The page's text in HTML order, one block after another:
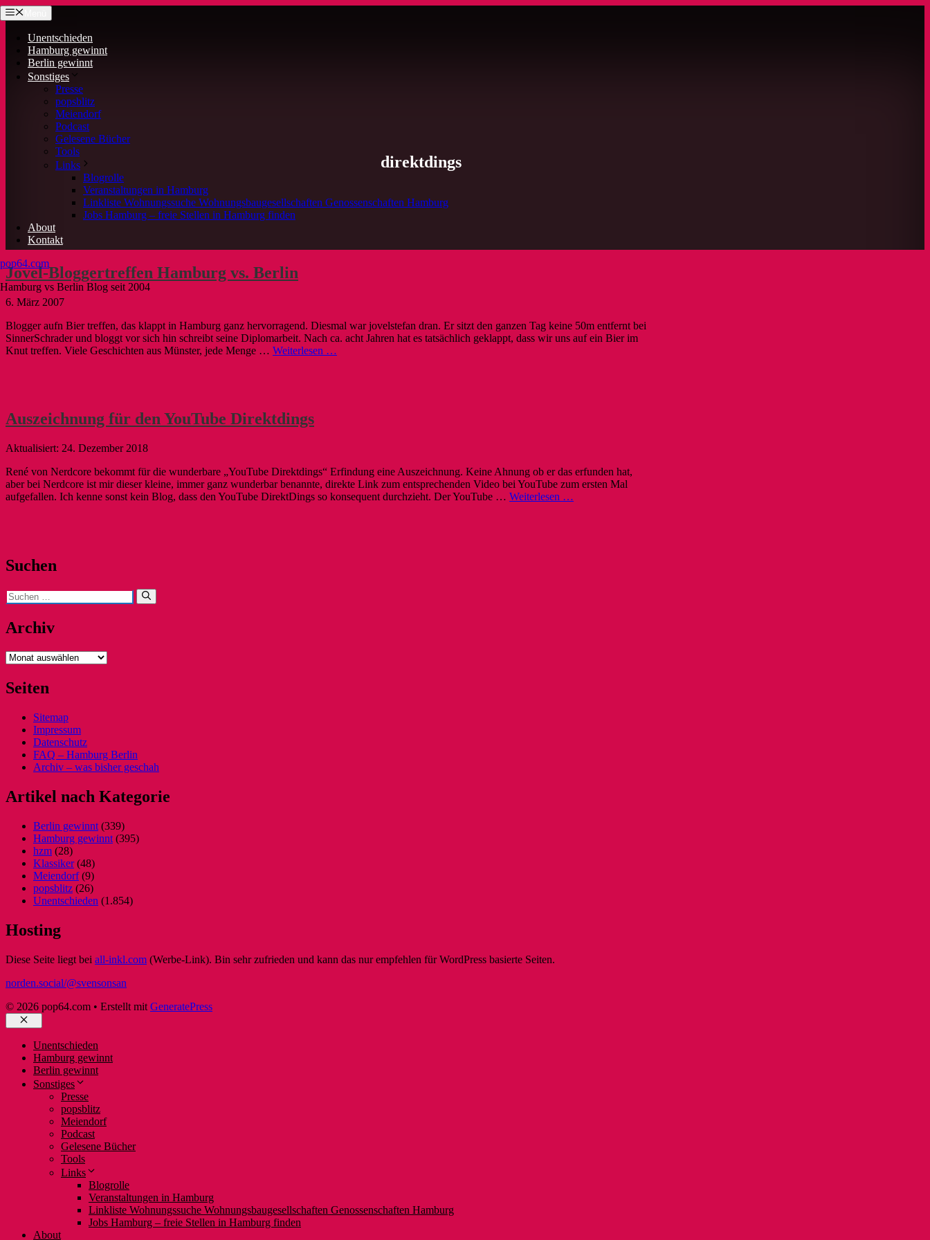
Zum
Inhalt
springenUnentschieden
Hamburg gewinnt
Berlin gewinnt
Sonstiges
Presse
popsblitz
Meiendorf
Podcast
Gelesene Bücher
Tools
Links
Blogrolle
Veranstaltungen in Hamburg
Linkliste Wohnungssuche Wohnungsbaugesellschaften Genossenschaften Hamburg
Jobs Hamburg – freie Stellen in Hamburg finden
About
Kontakt
pop64.com
Hamburg vs Berlin Blog seit 2004
direktdings
Jovel-Bloggertreffen Hamburg vs. Berlin
6. März 2007
Blogger aufn Bier treffen, das klappt in Hamburg ganz hervorragend. Diesmal war jovelstefan dran. Er sitzt den ganzen Tag keine 50m entfernt bei
SinnerSchrader und bloggt vor sich hin schreibt seine Diplomarbeit. Nach ca. acht Jahren hat es tatsächlich geklappt, dass wir uns auf ein Bier im
Knut treffen. Viele Geschichten aus Münster, jede Menge … Weiterlesen …
Auszeichnung für den YouTube Direktdings
24. Dezember 2018
René von Nerdcore bekommt für die wunderbare „YouTube Direktdings“ Erfindung eine Auszeichnung. Keine Ahnung ob er das erfunden hat,
aber bei Nerdcore ist mir dieser kleine, immer ganz wunderbar benannte, direkte Link zum entsprechenden Video bei YouTube zum ersten Mal
aufgefallen. Ich kenne sonst kein Blog, dass den YouTube DirektDings so konsequent durchzieht. Der YouTube … Weiterlesen …
Suchen
Suchen
nach:
Archiv
Archiv
Seiten
Sitemap
Impressum
Datenschutz
FAQ – Hamburg Berlin
Archiv – was bisher geschah
Artikel nach Kategorie
Berlin gewinnt (339)
Hamburg gewinnt (395)
hzm (28)
Klassiker(48)
Meiendorf(9)
popsblitz (26)
Unentschieden (1.854)
Hosting
Diese Seite liegt bei all-inkl.com (Werbe-Link). Bin sehr zufrieden und kann das nur empfehlen für WordPress basierte Seiten.
norden.social/@svensonsan
© 2026 pop64.com • Erstellt mit GeneratePress
Schließen
Unentschieden
Hamburg gewinnt
Berlin gewinnt
Sonstiges
Presse
popsblitz
Meiendorf
Podcast
Gelesene Bücher
Tools
Links
Blogrolle
Veranstaltungen in Hamburg
Linkliste Wohnungssuche Wohnungsbaugesellschaften Genossenschaften Hamburg
Jobs Hamburg – freie Stellen in Hamburg finden
About